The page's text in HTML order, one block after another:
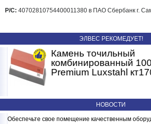
НОВОСТИ
Обеспечьте свое помещение качественным
ЭЛВЕС РЕКОМЕДУЕТ!
Камень точильный
комбинированный
Premium Luxstahl
Р/С: 40702810754400011380 в ПАО Сбербанк г.